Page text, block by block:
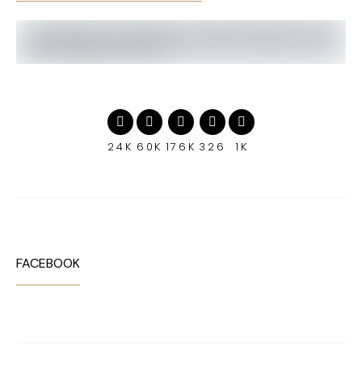
24K 60K 176K 326 1K
FACEBOOK